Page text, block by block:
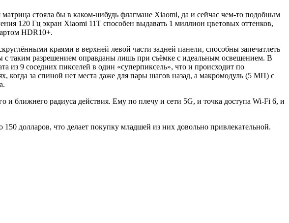
стояла бы в каком-нибудь флагмане Xiaomi, да и сейчас чем-то подобным
120 Гц экран Xiaomi 11T способен выдавать 1 миллион цветовых оттенков,
HDR10+.
краями в верхней левой части задней панели, способны запечатлеть
с таким разрешением оправданы лишь при съёмке с идеальным освещением. В
из 9 соседних пикселей в один «суперпиксель», что и происходит по
за спиной нет места даже для пары шагов назад, а макромодуль (5 МП) с
и ближнего радиуса действия. Ему по плечу и сети 5G, и точка доступа Wi-Fi 6, и
долларов, что делает покупку младшей из них довольно привлекательной.